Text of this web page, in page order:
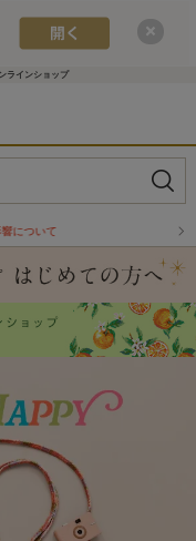
ラインショップ
知らせ